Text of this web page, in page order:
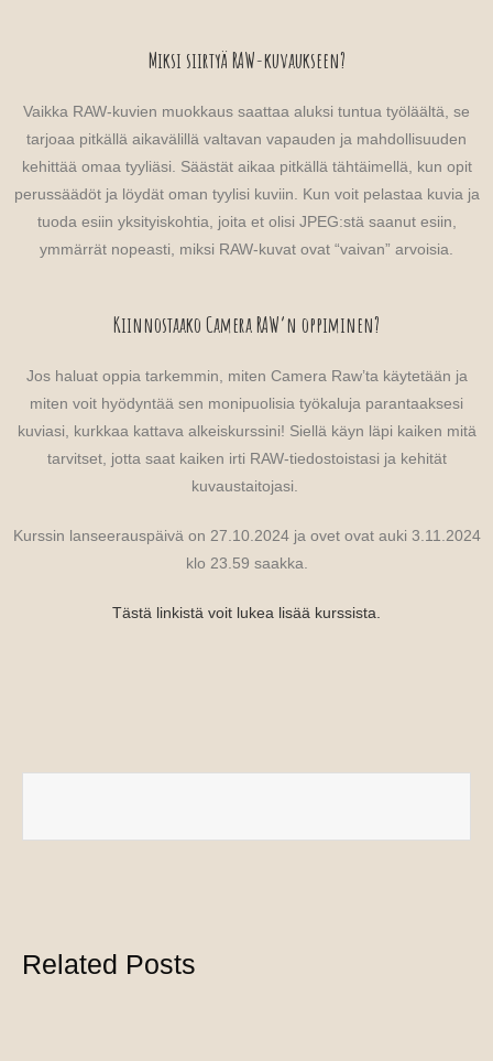
Miksi siirtyä RAW-kuvaukseen?
Vaikka RAW-kuvien muokkaus saattaa aluksi tuntua työläältä, se
tarjoaa pitkällä aikavälillä valtavan vapauden ja mahdollisuuden
kehittää omaa tyyliäsi. Säästät aikaa pitkällä tähtäimellä, kun opit
perussäädöt ja löydät oman tyylisi kuviin. Kun voit pelastaa kuvia ja
tuoda esiin yksityiskohtia, joita et olisi JPEG:stä saanut esiin,
ymmärrät nopeasti, miksi RAW-kuvat ovat “vaivan” arvoisia.
Kiinnostaako Camera RAW’n oppiminen?
Jos haluat oppia tarkemmin, miten Camera Raw’ta käytetään ja
miten voit hyödyntää sen monipuolisia työkaluja parantaaksesi
kuviasi, kurkkaa kattava alkeiskurssini! Siellä käyn läpi kaiken mitä
tarvitset, jotta saat kaiken irti RAW-tiedostoistasi ja kehität
kuvaustaitojasi.
Kurssin lanseerauspäivä on 27.10.2024 ja ovet ovat auki 3.11.2024
klo 23.59 saakka.
Tästä linkistä voit lukea lisää kurssista.
Related Posts